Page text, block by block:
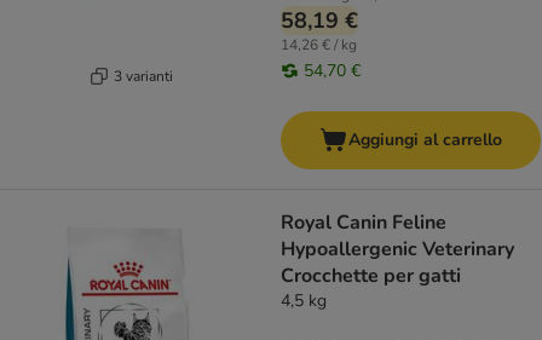
3 varianti
58,19 €
14,26 € / kg
54,70 €
Aggiungi al carrello
Royal Canin Feline
Hypoallergenic Veterinary
Crocchette per gatti
4,5 kg